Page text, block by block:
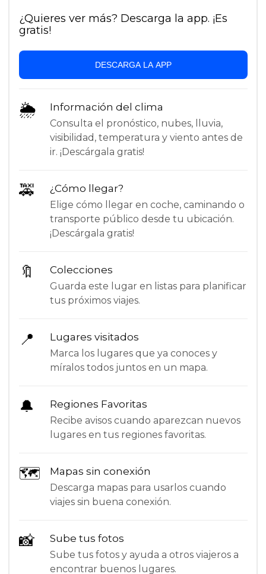
¿Quieres ver más? Descarga la app. ¡Es
gratis!
DESCARGA LA APP
🌦 Información del clima
Consulta el pronóstico, nubes, lluvia,
visibilidad, temperatura y viento antes de
ir. ¡Descárgala gratis!
🚕 ¿Cómo llegar?
Elige cómo llegar en coche, caminando o
transporte público desde tu ubicación.
¡Descárgala gratis!
🔖 Colecciones
Guarda este lugar en listas para planificar
tus próximos viajes.
📍 Lugares visitados
Marca los lugares que ya conoces y
míralos todos juntos en un mapa.
🔔 Regiones Favoritas
Recibe avisos cuando aparezcan nuevos
lugares en tus regiones favoritas.
🗺 Mapas sin conexión
Descarga mapas para usarlos cuando
viajes sin buena conexión.
📸 Sube tus fotos
Sube tus fotos y ayuda a otros viajeros a
encontrar buenos lugares.